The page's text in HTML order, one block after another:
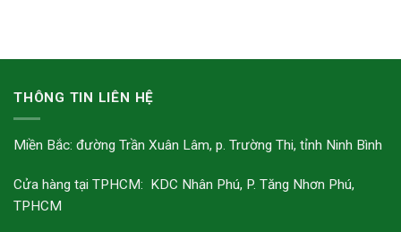
THÔNG TIN LIÊN HỆ
Miền Bắc: đường Trần Xuân Lâm, p. Trường Thi, tỉnh Ninh Bình
Cửa hàng tại TPHCM: KDC Nhân Phú, P. Tăng Nhơn Phú,
TPHCM